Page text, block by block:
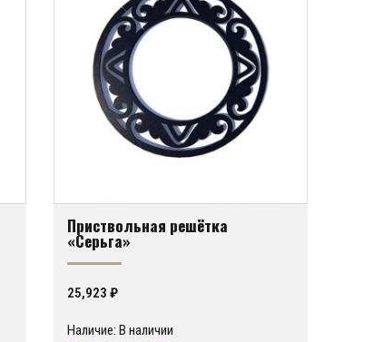
Приствольная решётка
«Серьга»
25,923 ₽
Наличие: В наличии